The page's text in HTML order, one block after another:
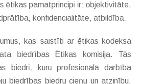
pamatprincipi ir: objektivitāte,
konfidencialitāte, atbildība.
kas saistīti ar ētikas kodeksa
biedrības Ētikas komisija. Tās
biedri, kuru profesionālā darbība
biedrības biedru cieņu un atzinību.